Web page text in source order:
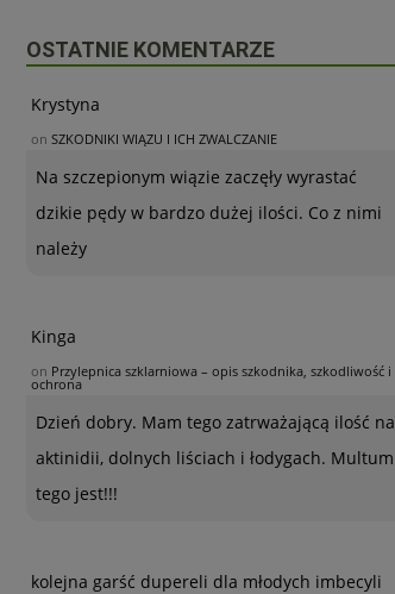
OSTATNIE KOMENTARZE
Krystyna
on SZKODNIKI WIĄZU I ICH ZWALCZANIE
Na szczepionym wiązie zaczęły wyrastać
dzikie pędy w bardzo dużej ilości. Co z nimi
należy
Kinga
on Przylepnica szklarniowa – opis szkodnika, szkodliwość i
ochrona
Dzień dobry. Mam tego zatrważającą ilość na
aktinidii, dolnych liściach i łodygach. Multum
tego jest!!!
kolejna garść dupereli dla młodych imbecyli